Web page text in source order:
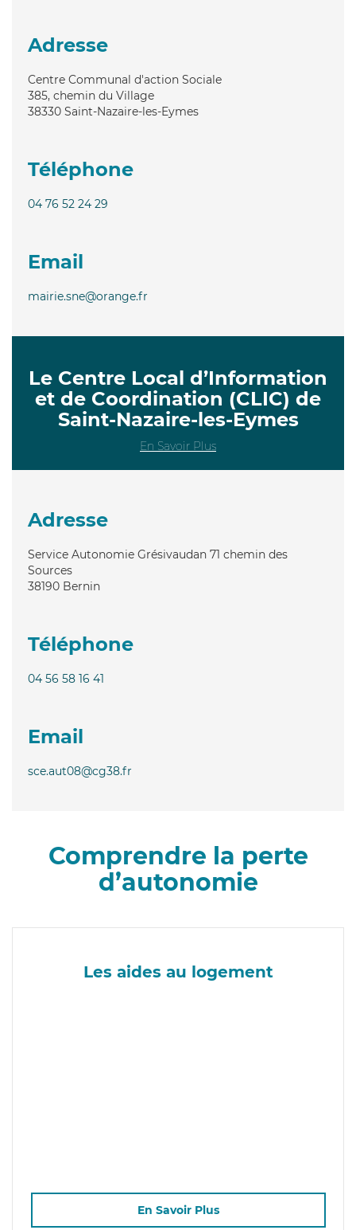
Adresse
Centre Communal d'action Sociale
385, chemin du Village
38330 Saint-Nazaire-les-Eymes
Téléphone
04 76 52 24 29
Email
mairie.sne@orange.fr
Le Centre Local d’Information
et de Coordination (CLIC) de
Saint-Nazaire-les-Eymes
En Savoir Plus
Adresse
Service Autonomie Grésivaudan 71 chemin des
Sources
38190 Bernin
Téléphone
04 56 58 16 41
Email
sce.aut08@cg38.fr
Comprendre la perte
d’autonomie
Les aides au logement
En Savoir Plus